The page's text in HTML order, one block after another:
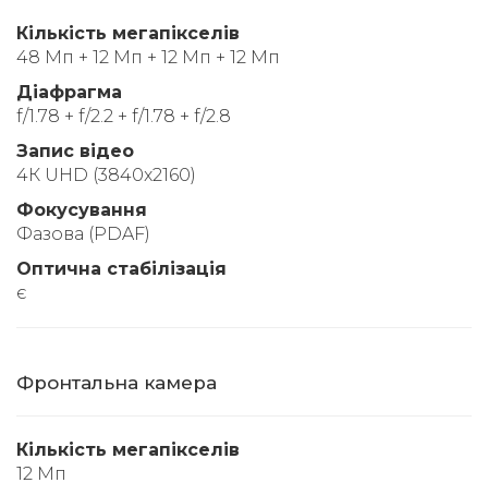
Кількість мегапікселів
48 Мп + 12 Мп + 12 Мп + 12 Мп
Діафрагма
f/1.78 + f/2.2 + f/1.78 + f/2.8
Запис відео
4К UHD (3840x2160)
Фокусування
Фазова (PDAF)
Оптична стабілізація
є
Фронтальна камера
Кількість мегапікселів
12 Мп